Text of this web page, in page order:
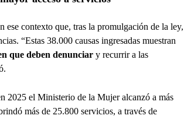
ese contexto que, tras la promulgación de la ley,
“Estas 38.000 causas ingresadas muestran
que deben denunciar y recurrir a las
2025 el Ministerio de la Mujer alcanzó a más
más de 25.800 servicios, a través de